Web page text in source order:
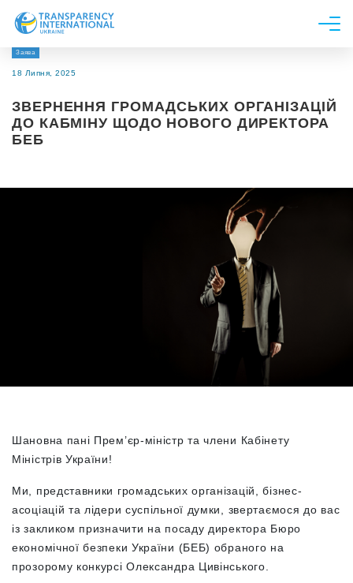
Про нас
Дослідження
Напрями роботи
Заява
18 Липня, 2025
ЗВЕРНЕННЯ ГРОМАДСЬКИХ ОРГАНІЗАЦІЙ
ДО КАБМІНУ ЩОДО НОВОГО ДИРЕКТОРА
БЕБ
Шановна пані Прем’єр-міністр та члени Кабінету
Міністрів України!
Ми, представники громадських організацій, бізнес-
асоціацій та лідери суспільної думки, звертаємося до вас
із закликом призначити на посаду директора Бюро
економічної безпеки України (БЕБ) обраного на
прозорому конкурсі Олександра Цивінського.